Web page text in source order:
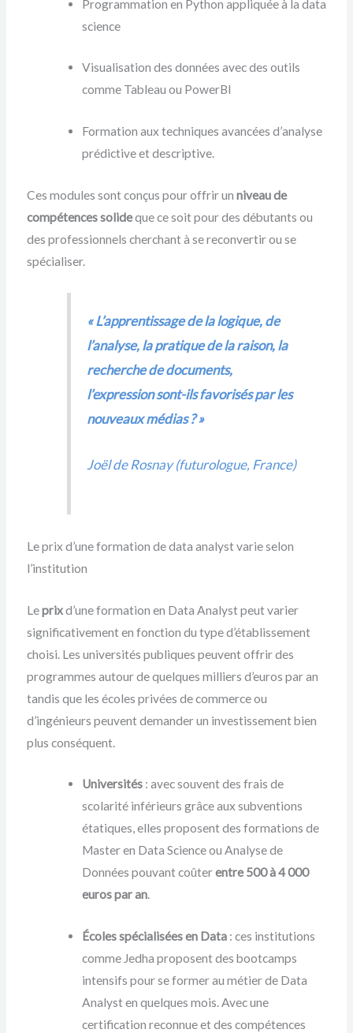
Programmation en Python appliquée à la data
science
Visualisation des données avec des outils
comme Tableau ou PowerBI
Formation aux techniques avancées d’analyse
prédictive et descriptive.
Ces modules sont conçus pour offrir un niveau de
compétences solideque ce soit pour des débutants ou
des professionnels cherchant à se reconvertir ou se
spécialiser.
« L’apprentissage de la logique, de
l’analyse, la pratique de la raison, la
recherche de documents,
l’expression sont-ils favorisés par les
nouveaux médias ? »
Joël de Rosnay (futurologue, France)
Le prix d’une formation de data analyst varie selon
l’institution
Leprixd’une formation en Data Analyst peut varier
significativement en fonction du type d’établissement
choisi. Les universités publiques peuvent offrir des
programmes autour de quelques milliers d’euros par an
tandis que les écoles privées de commerce ou
d’ingénieurs peuvent demander un investissement bien
plus conséquent.
Universités: avec souvent des frais de
scolarité inférieurs grâce aux subventions
étatiques, elles proposent des formations de
Master en Data Science ou Analyse de
Données pouvant coûterentre 500 à 4 000
euros par an.
Écoles spécialisées en Data: ces institutions
comme Jedha proposent des bootcamps
intensifs pour se former au métier de Data
Analyst en quelques mois. Avec une
certification reconnue et des compétences